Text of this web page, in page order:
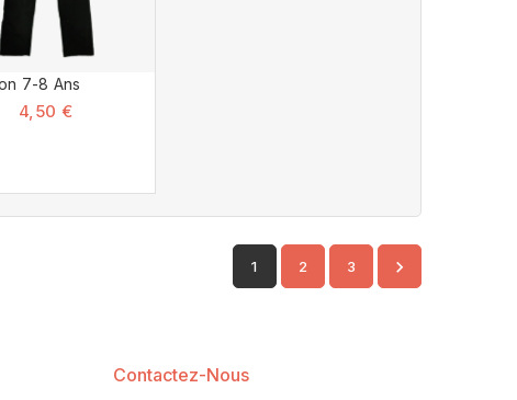
7-8 Ans
4,50 €
1 2 3 
Contactez-Nous